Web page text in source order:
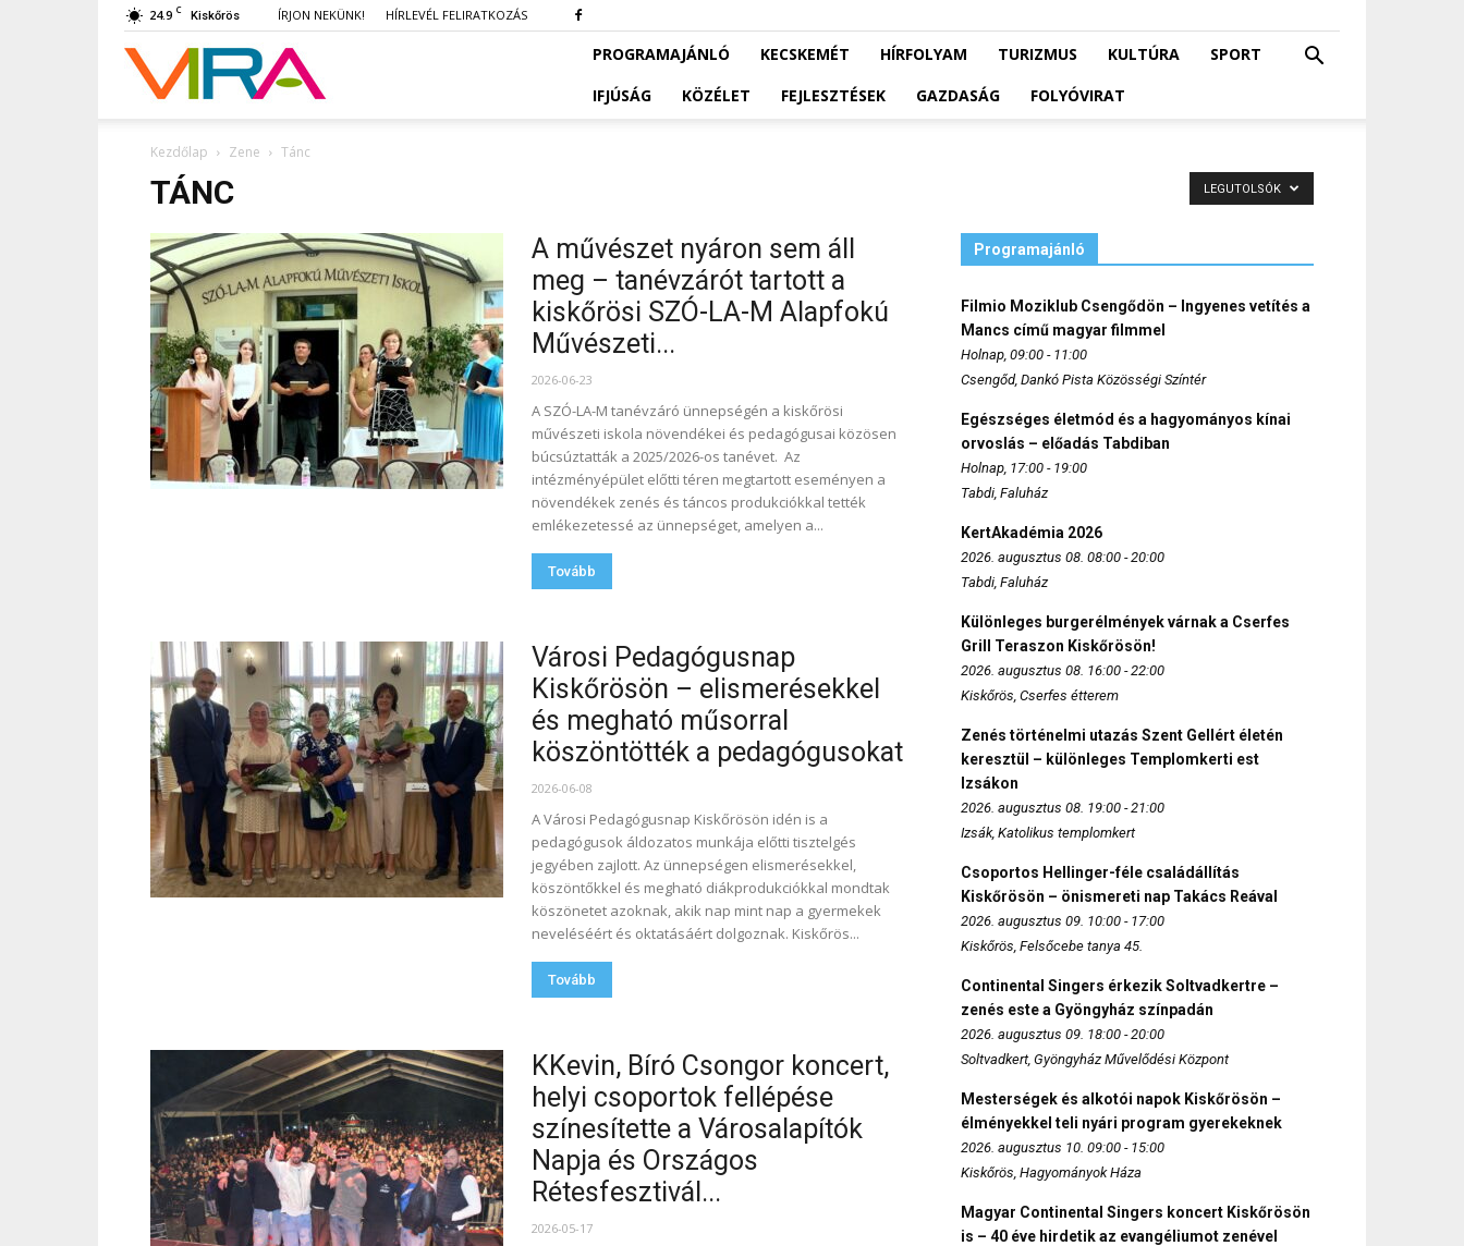
24.9 C Kiskőrös ÍRJON NEKÜNK! HÍRLEVÉL FELIRATKOZÁS
VIRA PROGRAMAJÁNLÓ KECSKEMÉT HÍRFOLYAM TURIZMUS KULTÚRA
SPORT
IFJÚSÁG
KÖZÉLET FEJLESZTÉSEK GAZDASÁG FOLYÓVIRAT
Kezdőlap Zene Tánc
TÁNC LEGUTOLSÓK
A művészet nyáron sem áll
meg – tanévzárót tartott a
kiskőrösi SZÓ-LA-M Alapfokú
Művészeti...
2026-06-23
A SZÓ-LA-M tanévzáró ünnepségén a kiskőrösi
művészeti iskola növendékei és pedagógusai közösen
búcsúztatták a 2025/2026-os tanévet. Az
intézményépület előtti téren megtartott eseményen a
növendékek zenés és táncos produkciókkal tették
emlékezetessé az ünnepséget, amelyen a...
Tovább
Városi Pedagógusnap
Kiskőrösön – elismerésekkel
és megható műsorral
köszöntötték a pedagógusokat
2026-06-08
A Városi Pedagógusnap Kiskőrösön idén is a
pedagógusok áldozatos munkája előtti tisztelgés
jegyében zajlott. Az ünnepségen elismerésekkel,
köszöntőkkel és megható diákprodukciókkal mondtak
köszönetet azoknak, akik nap mint nap a gyermekek
neveléséért és oktatásáért dolgoznak. Kiskőrös...
Tovább
KKevin, Bíró Csongor koncert,
helyi csoportok fellépése
színesítette a Városalapítók
Napja és Országos
Rétesfesztivál...
2026-05-17
Programajánló
Filmio Moziklub Csengődön – Ingyenes vetítés a
Mancs című magyar filmmel
Holnap, 09:00 - 11:00
Csengőd, Dankó Pista Közösségi Színtér
Egészséges életmód és a hagyományos kínai
orvoslás – előadás Tabdiban
Holnap, 17:00 - 19:00
Tabdi, Faluház
KertAkadémia 2026
2026. augusztus 08. 08:00 - 20:00
Tabdi, Faluház
Különleges burgerélmények várnak a Cserfes
Grill Teraszon Kiskőrösön!
2026. augusztus 08. 16:00 - 22:00
Kiskőrös, Cserfes étterem
Zenés történelmi utazás Szent Gellért életén
keresztül – különleges Templomkerti est
Izsákon
2026. augusztus 08. 19:00 - 21:00
Izsák, Katolikus templomkert
Csoportos Hellinger-féle családállítás
Kiskőrösön – önismereti nap Takács Reával
2026. augusztus 09. 10:00 - 17:00
Kiskőrös, Felsőcebe tanya 45.
Continental Singers érkezik Soltvadkertre –
zenés este a Gyöngyház színpadán
2026. augusztus 09. 18:00 - 20:00
Soltvadkert, Gyöngyház Művelődési Központ
Mesterségek és alkotói napok Kiskőrösön –
élményekkel teli nyári program gyerekeknek
2026. augusztus 10. 09:00 - 15:00
Kiskőrös, Hagyományok Háza
Magyar Continental Singers koncert Kiskőrösön
is – 40 éve hirdetik az evangéliumot zenével